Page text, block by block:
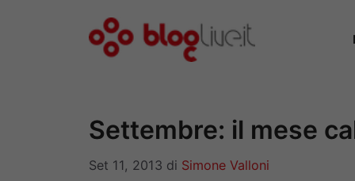
Settembre: il mese
Set 11, 2013 di Simone Valloni